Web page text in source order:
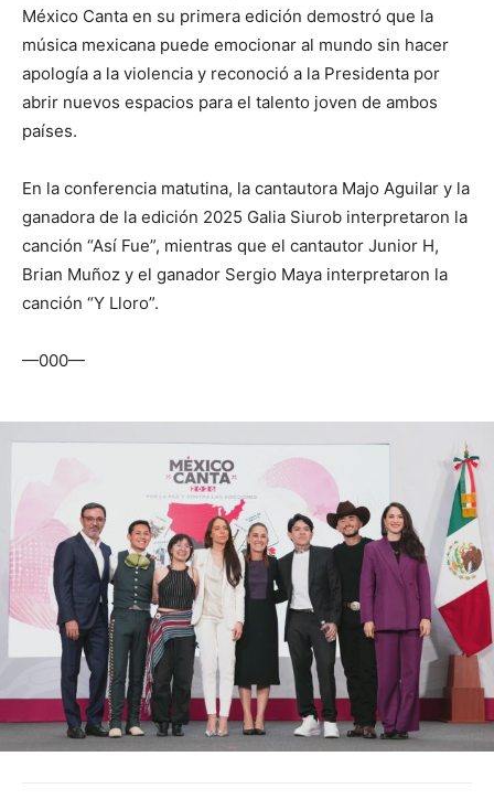
México Canta en su primera edición demostró que la
música mexicana puede emocionar al mundo sin hacer
apología a la violencia y reconoció a la Presidenta por
abrir nuevos espacios para el talento joven de ambos
países.
En la conferencia matutina, la cantautora Majo Aguilar y la
ganadora de la edición 2025 Galia Siurob interpretaron la
canción “Así Fue”, mientras que el cantautor Junior H,
Brian Muñoz y el ganador Sergio Maya interpretaron la
canción “Y Lloro”.
—000—